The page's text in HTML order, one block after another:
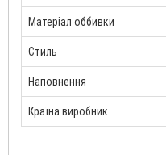
Матеріал оббивки
Стиль
Наповнення
Країна виробник